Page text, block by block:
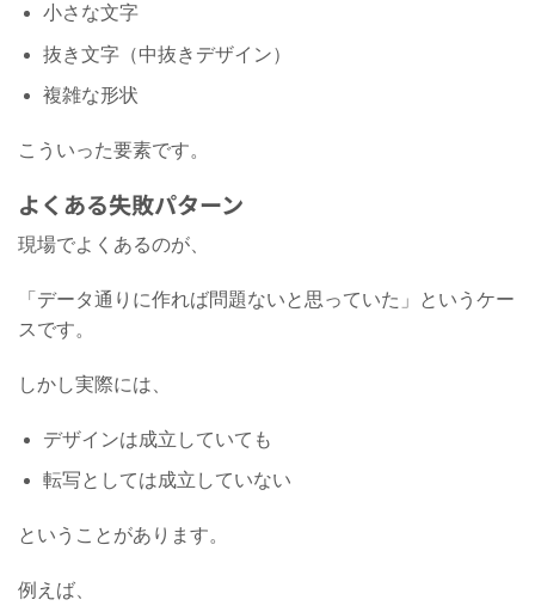
小さな文字
抜き文字（中抜きデザイン）
複雑な形状
こういった要素です。
よくある失敗パターン
現場でよくあるのが、
「データ通りに作れば問題ないと思っていた」というケー
スです。
しかし実際には、
デザインは成立していても
転写としては成立していない
ということがあります。
例えば、